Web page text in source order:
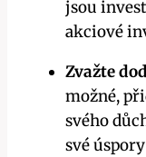
jsou
akciové
Zvažte
možné,
svého
své